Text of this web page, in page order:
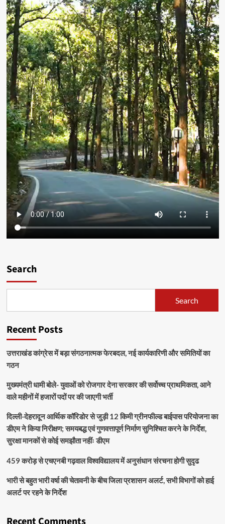
Search
Search
Recent Posts
उत्तराखंड कांग्रेस में बड़ा संगठनात्मक फेरबदल, नई कार्यकारिणी और समितियों का
गठन
मुख्यमंत्री धामी बोले- युवाओं को रोजगार देना सरकार की सर्वोच्च प्राथमिकता, आने
वाले महीनों में हजारों पदों पर की जाएगी भर्ती
दिल्ली-देहरादून आर्थिक कॉरिडोर से जुड़ी 12 किमी ग्रीनफील्ड बाईपास परियोजना का
डीएम ने किया निरीक्षण; समयबद्ध एवं गुणवत्तापूर्ण निर्माण सुनिश्चित करने के निर्देश,
सुरक्षा मानकों से कोई समझौता नहींः डीएम
459 करोड़ से एचएनबी गढ़वाल विश्वविद्यालय में अनुसंधान संरचना होगी सुदृढ
भारी से बहुत भारी वर्षा की चेतावनी के बीच जिला प्रशासन अलर्ट, सभी विभागों को हाई
अलर्ट पर रहने के निर्देश